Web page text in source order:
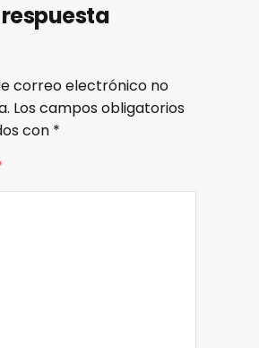
correo electrónico no
Los campos obligatorios
con *